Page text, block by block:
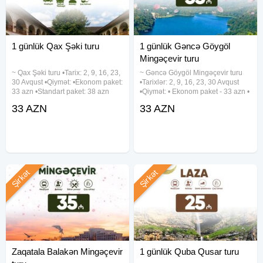
- Tək qalmaq istədikdə +50 azn əlavə olunur.
- Qiymət 2 nəfərlik otaqda 1 nəfər üçün nəzərdə tutulub.
- Tur zamanı spirtli içkiyə icazə verilmir.
1 günlük Qax Şəki turu
~ Qax Şəki turu •Tarix: 2, 9, 16, 23,
30 Avqust •Qiymət: •Ekonom paket:
33 azn •Standart paket: 38 azn
xidməti •Ekskursiyalar •Çay süfrəsi
33 AZN
1 günlük Gəncə Göygöl
Mingəçevir turu
~ Gəncə Göygöl Mingəçevir turu
•Tarixlər: 2, 9, 16, 23, 30 Avqust
•Qiymət: • Ekonom paket - 33 azn •
yeməyi daxil) ✓Qiymətə daxildir: •
33 AZN
Zaqatala Balakən Mingəçevir
Şirkət
1 günlük Quba Qusar turu
Şirkət